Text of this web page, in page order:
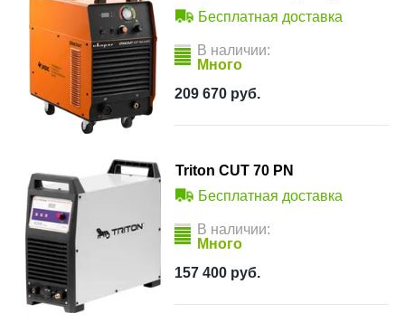
Бесплатная доставка
В наличии:
Много
209 670 руб.
Triton CUT 70 PN
Бесплатная доставка
В наличии:
Много
157 400 руб.